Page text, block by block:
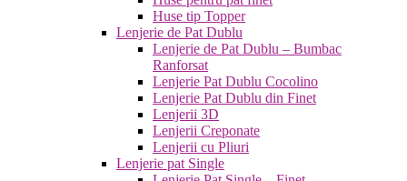
Huse tip Topper
Lenjerie de Pat Dublu
Lenjerie de Pat Dublu – Bumbac
Ranforsat
Lenjerie Pat Dublu Cocolino
Lenjerie Pat Dublu din Finet
Lenjerii 3D
Lenjerii Creponate
Lenjerii cu Pliuri
Lenjerie pat Single